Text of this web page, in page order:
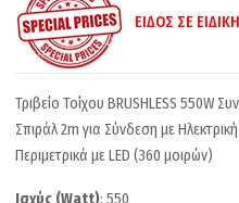
ΕΙΔΟΣ ΣΕ
Τριβείο Τοίχου BRUSHLESS 550W
Σπιράλ 2m για Σύνδεση με
Περιμετρικά με LED (360 μοιρών)